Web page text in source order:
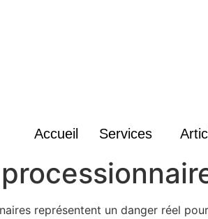
Accueil Services
représentent un danger réel